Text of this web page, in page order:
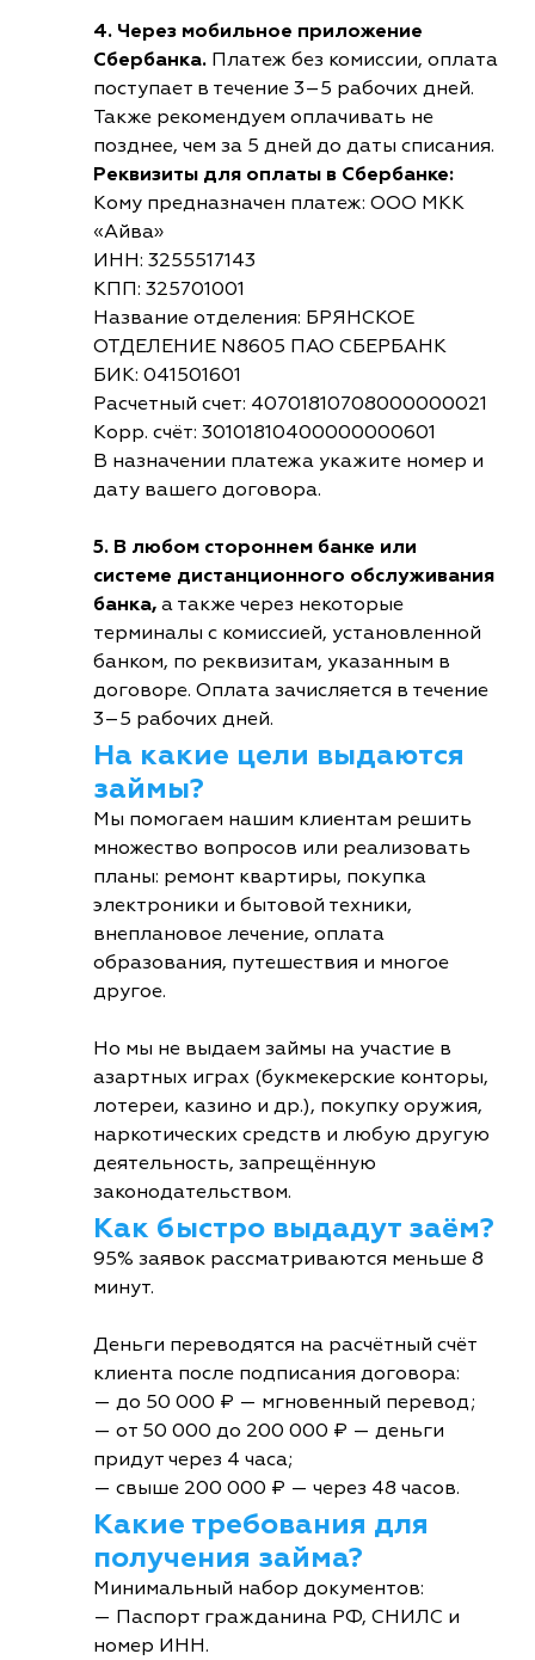
4. Через мобильное приложение
Сбербанка. Платеж без комиссии, оплата
поступает в течение 3–5 рабочих дней.
Также рекомендуем оплачивать не
позднее, чем за 5 дней до даты списания.
Реквизиты для оплаты в Сбербанке:
Кому предназначен платеж: ООО МКК
«Айва»
ИНН: 3255517143
КПП: 325701001
Название отделения: БРЯНСКОЕ
ОТДЕЛЕНИЕ N8605 ПАО СБЕРБАНК
БИК: 041501601
Расчетный счет: 40701810708000000021
Корр. счёт: 30101810400000000601
В назначении платежа укажите номер и
дату вашего договора.
5. В любом стороннем банке или
системе дистанционного обслуживания
банка, а также через некоторые
терминалы с комиссией, установленной
банком, по реквизитам, указанным в
договоре. Оплата зачисляется в течение
3–5 рабочих дней.
На какие цели выдаются
займы?
Мы помогаем нашим клиентам решить
множество вопросов или реализовать
планы: ремонт квартиры, покупка
электроники и бытовой техники,
внеплановое лечение, оплата
образования, путешествия и многое
другое.
Но мы не выдаем займы на участие в
азартных играх (букмекерские конторы,
лотереи, казино и др.), покупку оружия,
наркотических средств и любую другую
деятельность, запрещённую
законодательством.
Как быстро выдадут заём?
95% заявок рассматриваются меньше 8
минут.
Деньги переводятся на расчётный счёт
клиента после подписания договора:
— до 50 000 ₽ — мгновенный перевод;
— от 50 000 до 200 000 ₽ — деньги
придут через 4 часа;
— свыше 200 000 ₽ — через 48 часов.
Какие требования для
получения займа?
Минимальный набор документов:
— Паспорт гражданина РФ, СНИЛС и
номер ИНН.